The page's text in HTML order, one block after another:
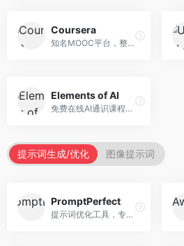
Coursera
知名MOOC平台，整合全球顶尖大学课程资源。面向学习者，提供AI、机器学习、深度学习等课程，证书认可度高，课程质量专业。
Elements of AI
免费在线AI通识课程，专注于AI基础知识普及。面向普通大众，提供AI概念、原理、应用等入门知识，语言通俗易懂。
提示词生成/优化 图像提示词
PromptPerfect
提示词优化工具，专注于提示词质量提升。面向AI用户，提供提示词优化、效果测试、版本对比等服务，提示词优化专业。